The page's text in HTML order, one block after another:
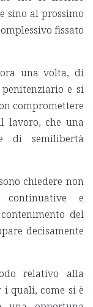
sino al prossimo
fissato
una volta, di
e si
compromettere
lavoro, che una
di semilibertà
chiedere non
continuative e
del
decisamente
relativo alla
i quali, come si è